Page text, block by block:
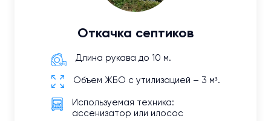
Откачка септиков
Длина рукава до 10 м.
Объем ЖБО с утилизацией – 3 м³.
Используемая техника:
ассенизатор или илосос